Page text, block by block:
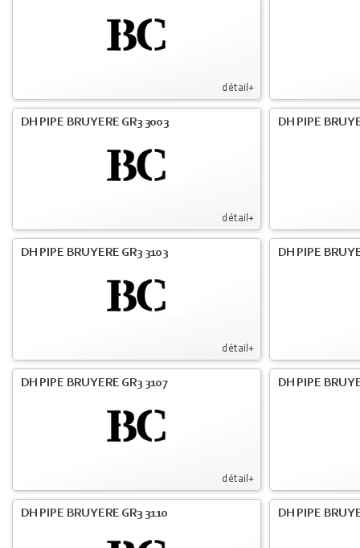
détail+
détail+
DH PIPE BRUYERE GR3 3003 DH PIPE
détail+
DH PIPE BRUYERE GR3 3103 DH PIPE
détail+
DH PIPE BRUYERE GR3 3107 DH PIPE
DH PIPE BRUYERE GR3 3110 DH PIPE